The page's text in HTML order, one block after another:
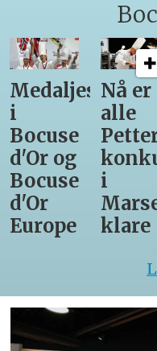
i
Bocuse
d'Or og
Bocuse
d'Or
Europe
Nå er
alle
i
klare